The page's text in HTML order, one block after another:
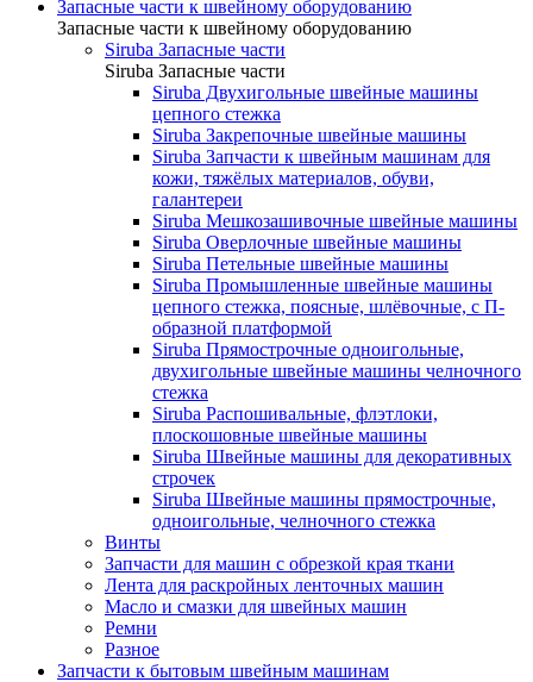
Запасные части к швейному оборудованию
Запасные части к швейному оборудованию
Siruba Запасные части
Siruba Запасные части
Siruba Двухигольные швейные машины
цепного стежка
Siruba Закрепочные швейные машины
Siruba Запчасти к швейным машинам для
кожи, тяжёлых материалов, обуви,
галантереи
Siruba Мешкозашивочные швейные машины
Siruba Оверлочные швейные машины
Siruba Петельные швейные машины
Siruba Промышленные швейные машины
цепного стежка, поясные, шлёвочные, с П-
образной платформой
Siruba Прямострочные одноигольные,
двухигольные швейные машины челночного
стежка
Siruba Распошивальные, флэтлоки,
плоскошовные швейные машины
Siruba Швейные машины для декоративных
строчек
Siruba Швейные машины прямострочные,
одноигольные, челночного стежка
Винты
Запчасти для машин с обрезкой края ткани
Лента для раскройных ленточных машин
Масло и смазки для швейных машин
Ремни
Разное
Запчасти к бытовым швейным машинам